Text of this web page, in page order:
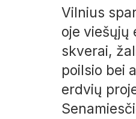
Vilnius
oje viešųjų
skverai,
poilsio bei
erdvių